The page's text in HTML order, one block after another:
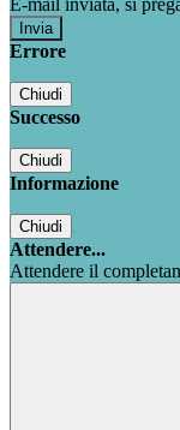
E-mail inviata, si
Errore
Chiudi
Successo
Chiudi
Informazione
Chiudi
Attendere...
Attendere il